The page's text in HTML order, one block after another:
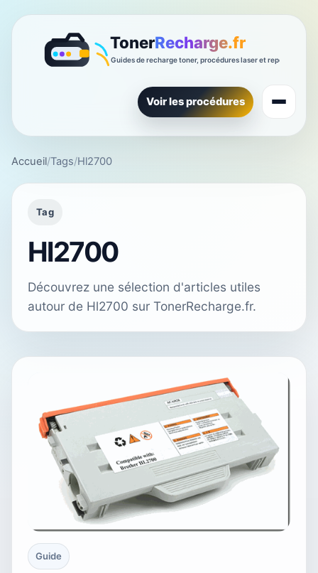
Voir les procédures
Accueil/Tags/Hl2700
Tag
Hl2700
Découvrez une sélection d'articles utiles
autour de Hl2700 sur TonerRecharge.fr.
Guide